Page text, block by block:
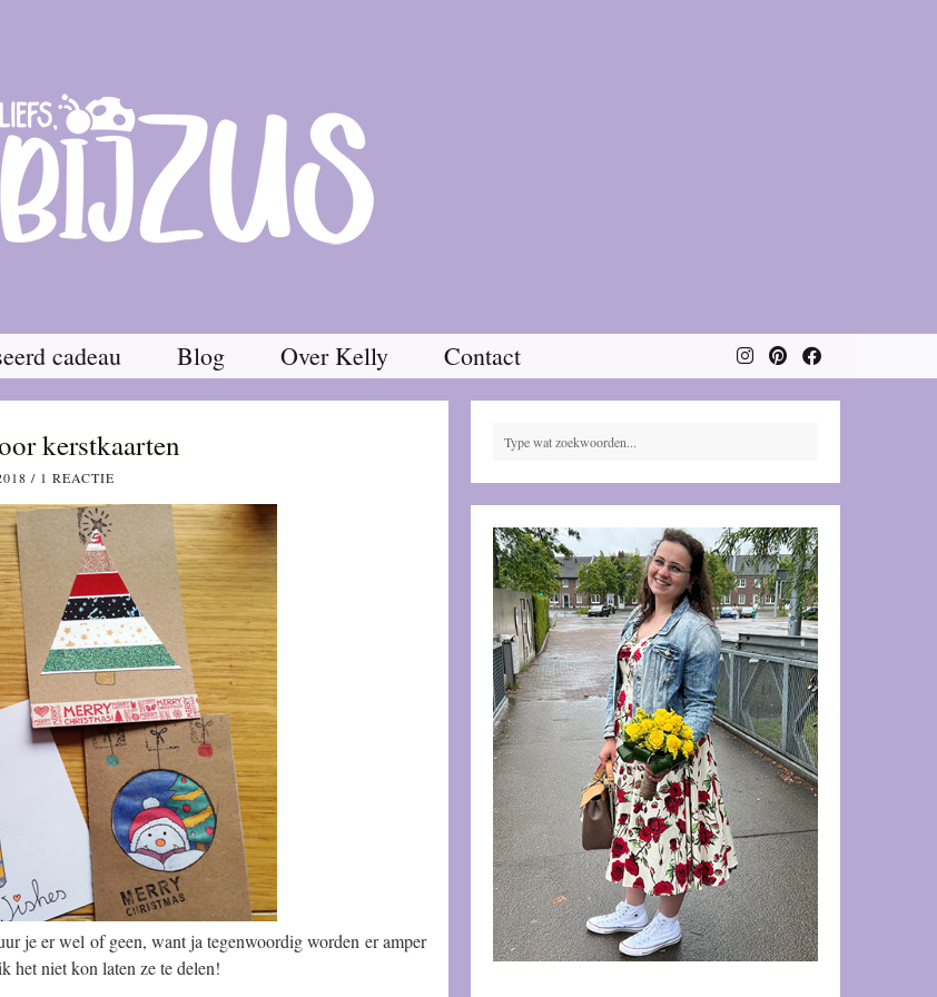
cadeau Blog Over Kelly Contact
kerstkaarten
/ 1 REACTIE
je er wel of geen, want ja tegenwoordig worden er amper
het niet kon laten ze te delen!